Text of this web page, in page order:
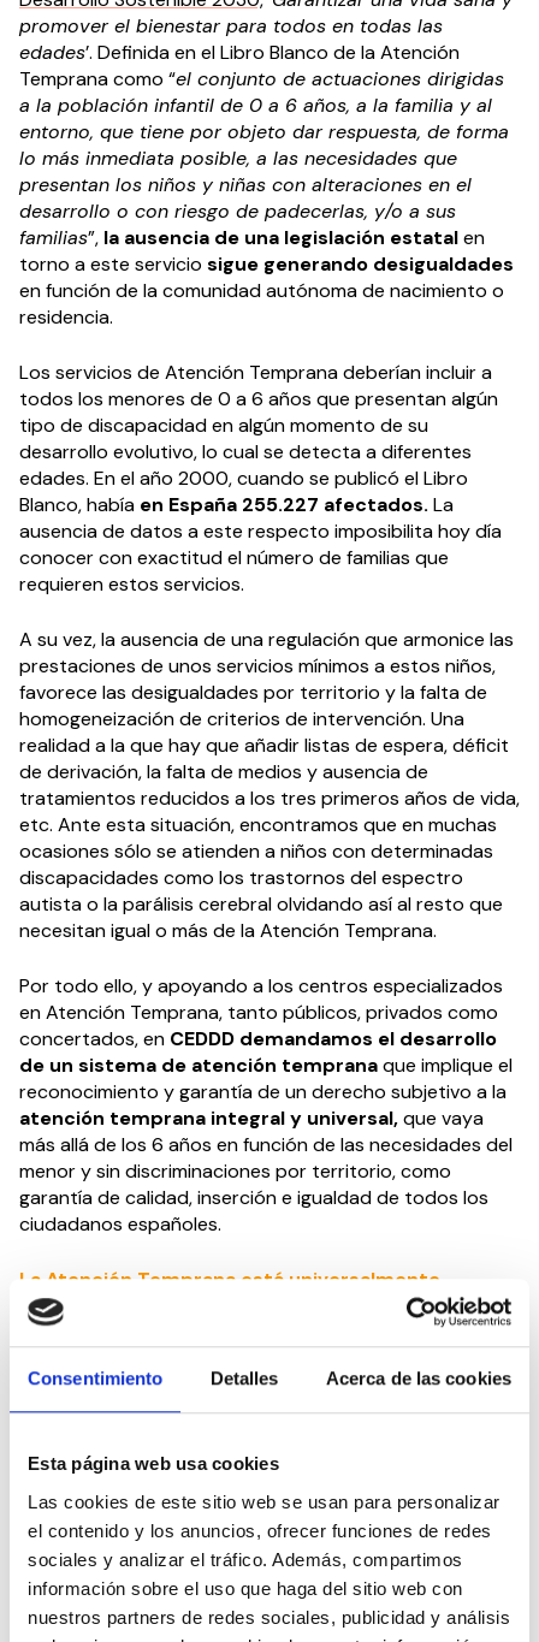
Consentimiento Detalles Acerca de las cookies
Esta página web usa cookies
Las cookies de este sitio web se usan para personalizar
el contenido y los anuncios, ofrecer funciones de redes
sociales y analizar el tráfico. Además, compartimos
información sobre el uso que haga del sitio web con
nuestros partners de redes sociales, publicidad y análisis
promover el bienestar para todos en todas las
edades’. Definida en el Libro Blanco de la Atención
Temprana como “el conjunto de actuaciones dirigidas
a la población infantil de 0 a 6 años, a la familia y al
entorno, que tiene por objeto dar respuesta, de forma
lo más inmediata posible, a las necesidades que
presentan los niños y niñas con alteraciones en el
desarrollo o con riesgo de padecerlas, y/o a sus
familias”, la ausencia de una legislación estatalen
torno a este servicio sigue generando desigualdades
en función de la comunidad autónoma de nacimiento o
residencia.
Los servicios de Atención Temprana deberían incluir a
todos los menores de 0 a 6 años que presentan algún
tipo de discapacidad en algún momento de su
desarrollo evolutivo, lo cual se detecta a diferentes
edades. En el año 2000, cuando se publicó el Libro
Blanco, había en España 255.227 afectados. La
ausencia de datos a este respecto imposibilita hoy día
conocer con exactitud el número de familias que
requieren estos servicios.
A su vez, la ausencia de una regulación que armonice las
prestaciones de unos servicios mínimos a estos niños,
favorece las desigualdades por territorio y la falta de
homogeneización de criterios de intervención. Una
realidad a la que hay que añadir listas de espera, déficit
de derivación, la falta de medios y ausencia de
tratamientos reducidos a los tres primeros años de vida,
etc. Ante esta situación, encontramos que en muchas
ocasiones sólo se atienden a niños con determinadas
discapacidades como los trastornos del espectro
autista o la parálisis cerebral olvidando así al resto que
necesitan igual o más de la Atención Temprana.
Por todo ello, y apoyando a los centros especializados
en Atención Temprana, tanto públicos, privados como
concertados, en CEDDD demandamos el desarrollo
de un sistema de atención tempranaque implique el
reconocimiento y garantía de un derecho subjetivo a la
atención temprana integral y universal,que vaya
más allá de los 6 años en función de las necesidades del
menor y sin discriminaciones por territorio, como
garantía de calidad, inserción e igualdad de todos los
ciudadanos españoles.
La Atención Temprana está universalmente
reconocida como un conjunto de acciones que se
orientan hacia la prevención y la intervención
situaciones de riesgo o que presentan alguna
discapacidad. Pero, a la vez, es un conjunto de
garantizar las condiciones y la respuesta familiar
ante estas circunstancias en los diferentes